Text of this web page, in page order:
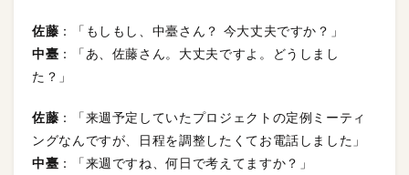
佐藤 ：「もしもし、中臺さん？ 今大丈夫ですか？」
中臺 ：「あ、佐藤さん。大丈夫ですよ。どうしまし
た？」
佐藤 ：「来週予定していたプロジェクトの定例ミーティ
ングなんですが、日程を調整したくてお電話しました」
中臺 ：「来週ですね、何日で考えてますか？」